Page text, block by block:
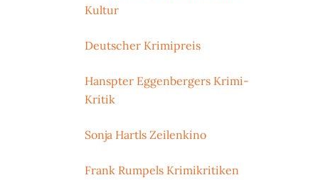
Kultur
Deutscher Krimipreis
Hanspter Eggenbergers Krimi-
Kritik
Sonja Hartls Zeilenkino
Frank Rumpels Krimikritiken